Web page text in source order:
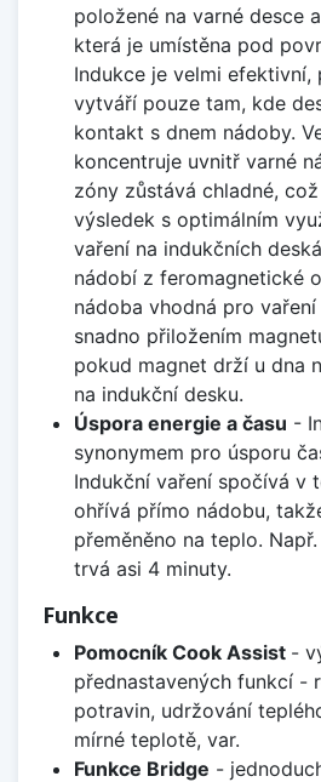
položené na varné desce
která je umístěna pod
Indukce je velmi
vytváří pouze tam, kde
kontakt s dnem nádoby.
koncentruje uvnitř varné
zóny zůstává chladné,
výsledek s optimálním
vaření na indukčních
nádobí z feromagnetické
nádoba vhodná pro
snadno přiložením
pokud magnet drží u dna
na indukční desku.
Úspora energie a času -
synonymem pro úsporu
Indukční vaření spočívá v
ohřívá přímo nádobu,
přeměněno na teplo.
trvá asi 4 minuty.
Funkce
Pomocník Cook Assist -
přednastavených funkcí -
potravin, udržování
mírné teplotě, var.
Funkce Bridge -